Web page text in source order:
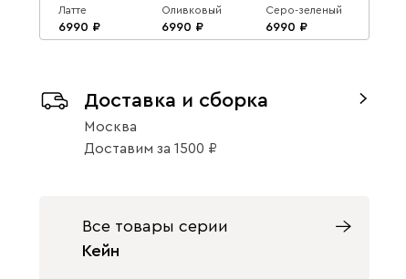
Латте
6990
Оливковый
6990
Серо-зеленый
6990
Кейн 38x149
Доставка и сборка
Москва
Доставим за 1500
Все товары серии
Кейн